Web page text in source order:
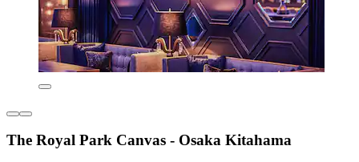
The Royal Park Canvas - Osaka Kitahama